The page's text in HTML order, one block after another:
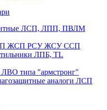
ЛСП, ЛПП, ПВЛМ
ЖСП РСУ ЖСУ ССП
ЛПБ, TL
типа "армстронг"
аналоги ЛСП